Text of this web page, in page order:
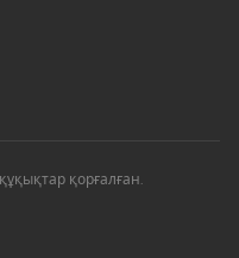
қорғалған.